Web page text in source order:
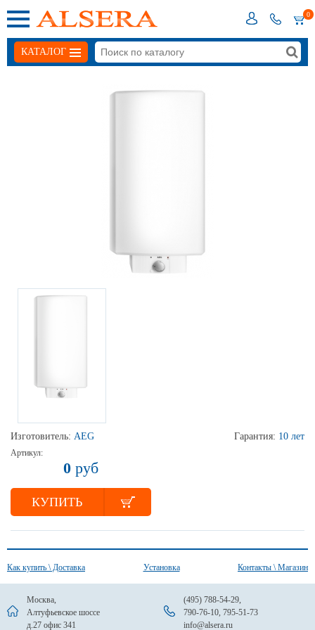
0
КАТАЛОГ
Изготовитель: AEG Гарантия: 10 лет
Артикул:
0 руб
КУПИТЬ
Как купить \ Доставка Установка Контакты \ Магазин
Москва,
Алтуфьевское шоссе
д.27 офис 341
(495) 788-54-29,
790-76-10, 795-51-73
info@alsera.ru